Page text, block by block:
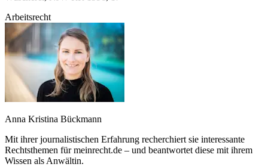
Arbeitsrecht
Anna Kristina Bückmann
Mit ihrer journalistischen Erfahrung recherchiert sie interessante
Rechtsthemen für meinrecht.de – und beantwortet diese mit ihrem
Wissen als Anwältin.